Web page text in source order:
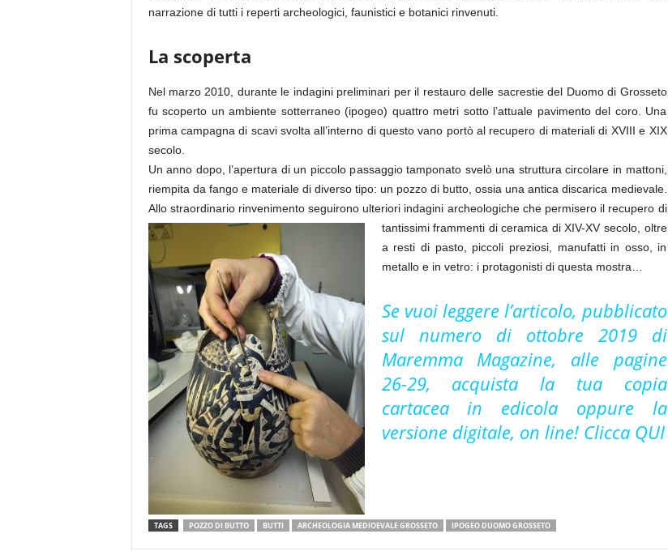
narrazione di tutti i reperti archeologici, faunistici e botanici rinvenuti.
La scoperta
Nel marzo 2010, durante le indagini preliminari per il restauro delle sacrestie del Duomo di Grosseto
fu scoperto un ambiente sotterraneo (ipogeo) quattro metri sotto l’attuale pavimento del coro. Una
prima campagna di scavi svolta all’interno di questo vano portò al recupero di materiali di XVIII e XIX
secolo.
Un anno dopo, l’apertura di un piccolo passaggio tamponato svelò una struttura circolare in mattoni,
riempita da fango e materiale di diverso tipo: un pozzo di butto, ossia una antica discarica medievale.
Allo straordinario rinvenimento seguirono ulteriori indagini archeologiche che permisero il recupero di
tantissimi frammenti di ceramica di XIV-XV secolo, oltre
a resti di pasto, piccoli preziosi, manufatti in osso, in
metallo e in vetro: i protagonisti di questa mostra…
Se vuoi leggere l’articolo, pubblicato
sul numero di ottobre 2019 di
Maremma Magazine, alle pagine
26-29, acquista la tua copia
cartacea in edicola oppure la
versione digitale, on line! Clicca QUI
TAGS POZZO DI BUTTO BUTTI ARCHEOLOGIA MEDIOEVALE GROSSETO IPOGEO DUOMO GROSSETO